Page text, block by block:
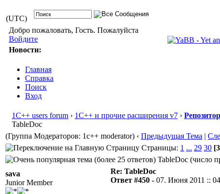
(UTC)
Добро пожаловать, Гость. Пожалуйста
Войдите
Новости:
Главная
Справка
Поиск
Вход
1С++ users forum › 1С++ и прочие расширения v7 ›
TableDoc
(Группа Модераторов: 1c++ moderator) ‹ Предыдущая Тема |
Страницы: 1 ... 29 30
TableDoc (число
sava
Junior Member
Re: TableDoc
Ответ #450 - 07. Июня 2011 ::